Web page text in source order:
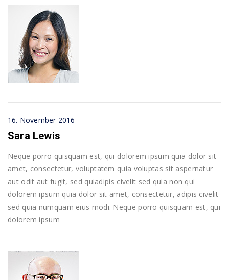
16. November 2016
Sara Lewis
Neque porro quisquam est, qui dolorem ipsum quia dolor sit
amet, consectetur, voluptatem quia voluptas sit aspernatur
aut odit aut fugit, sed quiadipis civelit sed quia non qui
dolorem ipsum quia dolor sit amet, consectetur, adipis civelit
sed quia numquam eius modi. Neque porro quisquam est, qui
dolorem ipsum